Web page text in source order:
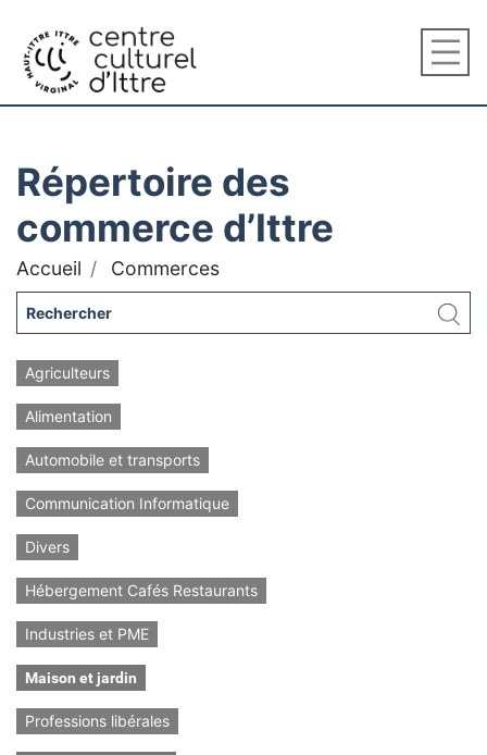
Répertoire des
commerce d’Ittre
Accueil Commerces
Agriculteurs
Alimentation
Automobile et transports
Communication Informatique
Divers
Hébergement Cafés Restaurants
Industries et PME
Maison et jardin
Professions libérales